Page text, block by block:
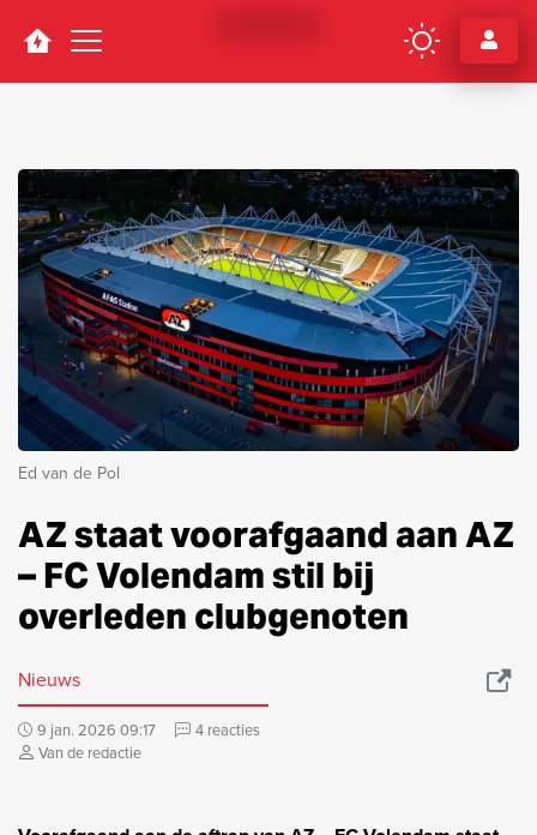
Navigation
Ed van de Pol
AZ staat voorafgaand aan AZ
– FC Volendam stil bij
overleden clubgenoten
Nieuws
9 jan. 2026 09:17
4 reacties
Van de redactie